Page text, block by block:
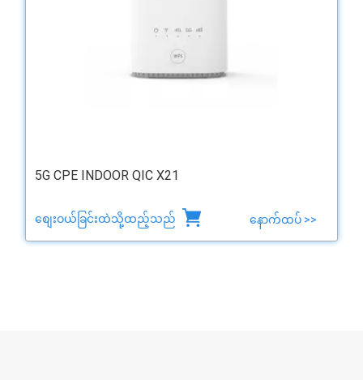
5G CPE INDOOR QIC X21
စျေးဝယ်ခြင်းထဲသို့ထည့်သည် နောက်ထပ် >>